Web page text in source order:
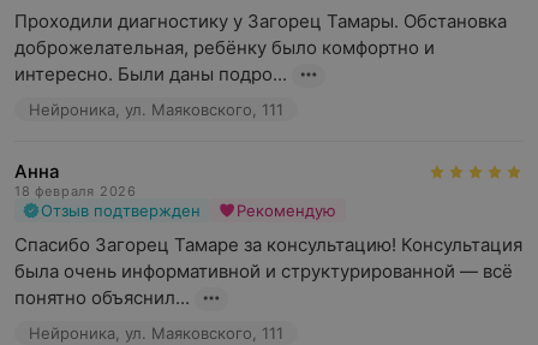
Проходили диагностику у Загорец Тамары. Обстановка
доброжелательная, ребёнку было комфортно и
интересно. Были даны подро...
Нейроника, ул. Маяковского, 111
Анна
18 февраля 2026
Отзыв подтвержден Рекомендую
Спасибо Загорец Тамаре за консультацию! Консультация
была очень информативной и структурированной — всё
понятно объяснил...
Нейроника, ул. Маяковского, 111